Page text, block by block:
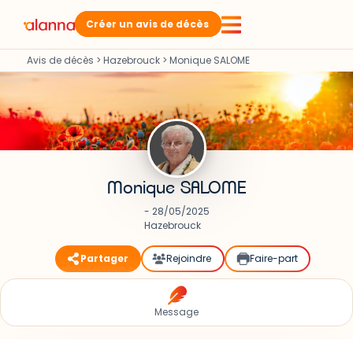
Créer un avis de décès
Avis de décès > Hazebrouck > Monique SALOME
Monique SALOME
- 28/05/2025
Hazebrouck
Partager Rejoindre Faire-part
Message